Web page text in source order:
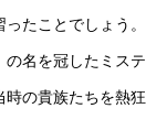
たことでしょう。
名を冠したミステ
の貴族たちを熱